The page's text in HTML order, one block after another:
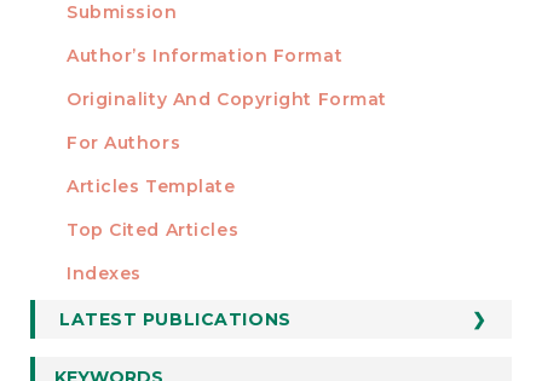
AUTHORS
Submission
Author’s Information Format
Originality And Copyright Format
For Authors
Articles Template
STATISTICS
Top Cited Articles
Indexes
LATEST PUBLICATIONS